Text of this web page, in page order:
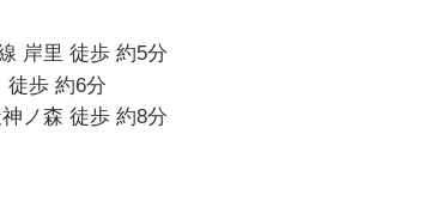
岸里 徒歩 約5分
徒歩 約6分
ノ森 徒歩 約8分